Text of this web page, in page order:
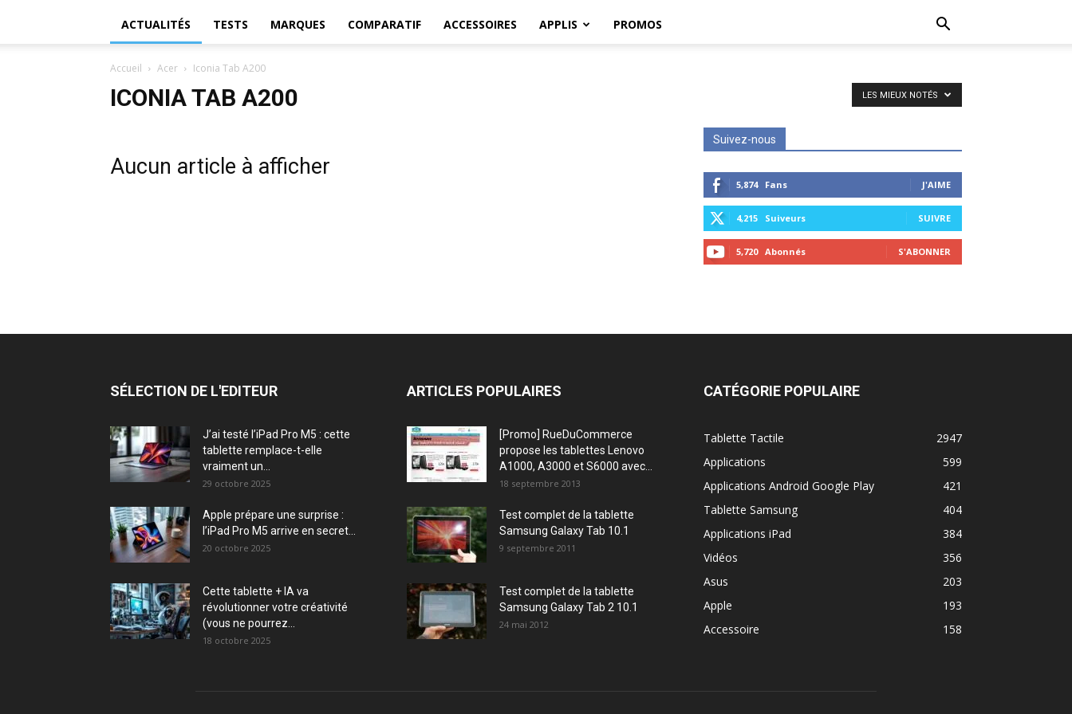
ACTUALITÉS TESTS MARQUES COMPARATIF ACCESSOIRES APPLIS PROMOS
Accueil Acer Iconia Tab A200
ICONIA TAB A200 LES MIEUX NOTÉS
Aucun article à afficher
Suivez-nous
5,874 Fans J'AIME
4,215 Suiveurs SUIVRE
5,720 Abonnés S'ABONNER
SÉLECTION DE L'EDITEUR
J’ai testé l’iPad Pro M5 : cette
tablette remplace-t-elle
vraiment un...
29 octobre 2025
Apple prépare une surprise :
l’iPad Pro M5 arrive en secret...
20 octobre 2025
Cette tablette + IA va
révolutionner votre créativité
(vous ne pourrez...
18 octobre 2025
ARTICLES POPULAIRES
[Promo] RueDuCommerce
propose les tablettes Lenovo
A1000, A3000 et S6000 avec...
18 septembre 2013
Test complet de la tablette
Samsung Galaxy Tab 10.1
9 septembre 2011
Test complet de la tablette
Samsung Galaxy Tab 2 10.1
24 mai 2012
CATÉGORIE POPULAIRE
Tablette Tactile
2947
Applications
599
Applications Android Google Play
421
Tablette Samsung
404
Applications iPad
384
Vidéos
356
Asus
203
Apple
193
Accessoire
158